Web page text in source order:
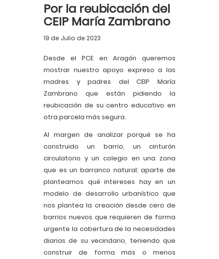
Por la reubicación del
CEIP María Zambrano
19 de Julio de 2023
Desde el PCE en Aragón queremos
mostrar nuestro apoyo expreso a las
madres y padres del CEIP María
Zambrano que están pidiendo la
reubicación de su centro educativo en
otra parcela más segura.
Al margen de analizar porqué se ha
construido un barrio, un cinturón
circulatorio y un colegio en una zona
que es un barranco natural; aparte de
plantearnos qué intereses hay en un
modelo de desarrollo urbanístico que
nos plantea la creación desde cero de
barrios nuevos que requieren de forma
urgente la cobertura de la necesidades
diarias de su vecindario, teniendo que
construir de forma más o menos